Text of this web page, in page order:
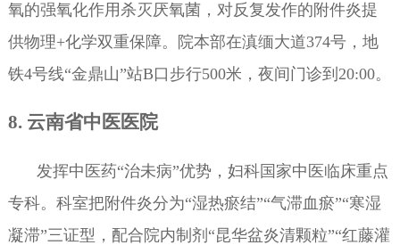
氧的强氧化作用杀灭厌氧菌，对反复发作的附件炎提
供物理+化学双重保障。院本部在滇缅大道374号，地
铁4号线“金鼎山”站B口步行500米，夜间门诊到20:00。
8. 云南省中医医院
发挥中医药“治未病”优势，妇科国家中医临床重点
专科。科室把附件炎分为“湿热瘀结”“气滞血瘀”“寒湿
凝滞”三证型，配合院内制剂“昆华盆炎清颗粒”“红藤灌